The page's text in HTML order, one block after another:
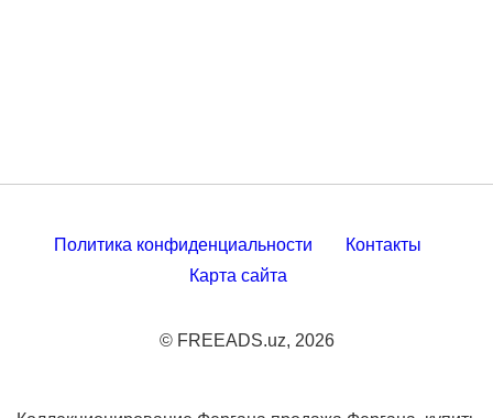
Политика конфиденциальности
Контакты
Карта сайта
© FREEADS.uz, 2026